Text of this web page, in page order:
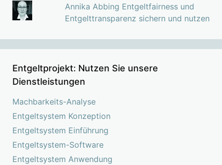
Annika Abbing Entgeltfairness und
Entgelttransparenz sichern und nutzen
Entgeltprojekt: Nutzen Sie unsere
Dienstleistungen
Machbarkeits-Analyse
Entgeltsystem Konzeption
Entgeltsystem Einführung
Entgeltsystem-Software
Entgeltsystem Anwendung